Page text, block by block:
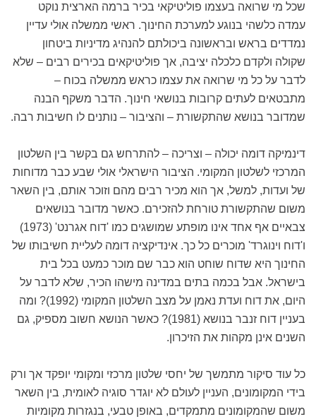
שכל מי שרואה בעצמו פוליטיקאי בכיר ברמה הארצית נוקט
עמדה כלשהי בנוגע למערכת החינוך. ראשי ממשלה אולי עדיין
נמדדים בראש ובראשונה ביכולתם להנהיג מדיניות ביטחון
שקולה ולקדם כלכלה יציבה, אך פוליטיקאים בכירים רבים – שלא
לדבר על כל מי שרואה את עצמו כראש ממשלה בכוח –
מתבטאים לעתים קרובות בנושאי חינוך. הדבר משקף הבנה
שמדובר בנושא שהתקשורת – והציבור – נותנים לו חשיבות רבה.
דינמיקה דומה יכולה – וצריכה – להתרחש גם בקשר בין השלטון
המרכזי לשלטון המקומי. הציבור הישראלי אולי שבע כבר מדוחות
של ועדות, למשל, אך הוא מכיר רבים מהם וזוכר אותם, בין השאר
משום שהתקשורת טורחת להזכירם. כאשר מדובר בנושאים
צבאיים אף אחד אינו מופתע שמושגים כמו 'דוח אגרנט' (1973)
ו'דוח וינוגרד' מוכרים כל כך. אינדיקציה דומה לעליית חשיבותו של
החינוך היא שדוח שוחט הוא כבר שם מוכר כמעט בכל בית
בישראל. אבל בכמה בתים במדינה מישהו הכיר, שלא לדבר על
היום, את דוח ועדת נאמן על מצב השלטון המקומי (1992)? ומה
בעניין דוח זנבר בנושא (1981)? כאשר הנושא חשוב מספיק, גם
השנים אינן מקהות את הזיכרון.
כל עוד סיקור מתמשך של יחסי שלטון מרכזי ומקומי יופקד אך ורק
בידי המקומונים, העניין לעולם לא יוגדר סוגיה לאומית, בין השאר
משום שהמקומונים מתמקדים, באופן טבעי, בנגזרות מקומיות